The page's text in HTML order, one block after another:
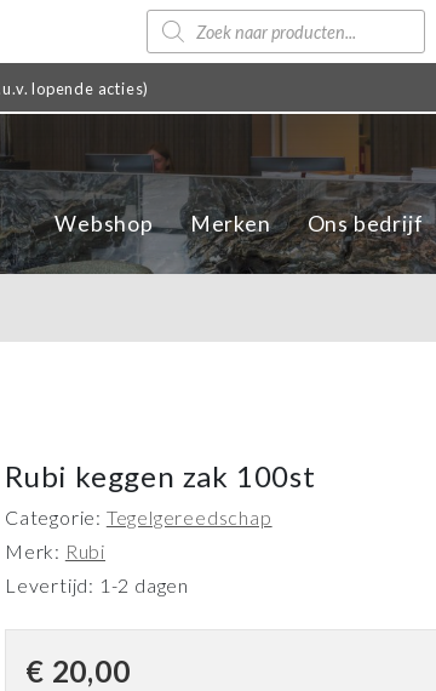
Producten
zoeken
lopende acties)
Webshop Merken Ons bedrijf
Rubi keggen zak 100st
Categorie: Tegelgereedschap
Merk: Rubi
Levertijd: 1-2 dagen
€ 20,00